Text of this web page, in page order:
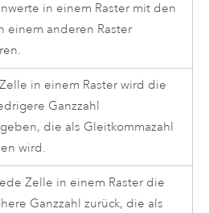
in einem Raster mit den
einem anderen Raster
in einem Raster wird die
Ganzzahl
die als Gleitkommazahl
wird.
Zelle in einem Raster die
Ganzzahl zurück, die als